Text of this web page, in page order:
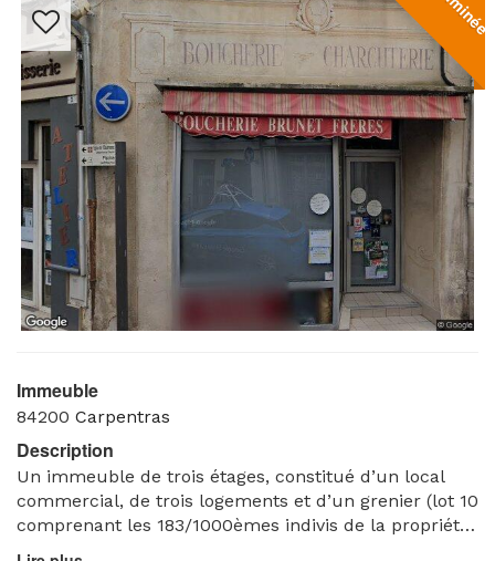
Immeuble
84200 Carpentras
Description
Un immeuble de trois étages, constitué d’un local
commercial, de trois logements et d’un grenier (lot 10
comprenant les 183/1000èmes indivis de la propriété